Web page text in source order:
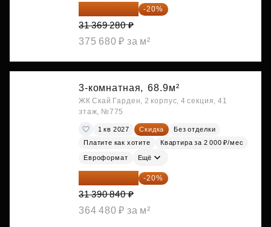
25 095 424 ₽ -20%
31 369 280 ₽
375 680 ₽ за м²
3-комнатная, 68.9м²
ЖК Скай Гарден, 2 корпус, 4 секция, 41
этаж, №775
1 кв 2027 Скидка
Без отделки
Платите как хотите
Квартира за 2 000 ₽/мес
Евроформат Ещё
25 112 672 ₽ -20%
31 390 840 ₽
364 480 ₽ за м²